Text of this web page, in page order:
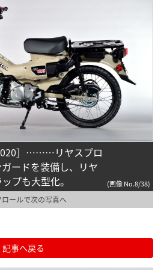
］………リヤスプロ
ードを装備し、リヤ
プも大型化。
(画像 No.8/38)
ールで次の写真へ
記事へ戻る